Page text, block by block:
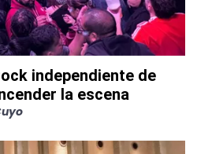
independiente de
la escena